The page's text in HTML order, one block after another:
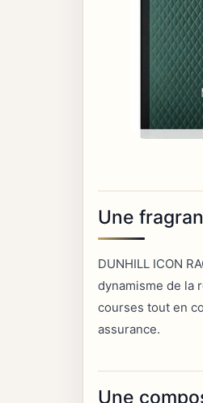
Une
DUNHILL ICON
dynamisme de la
courses tout en
assurance.
Une